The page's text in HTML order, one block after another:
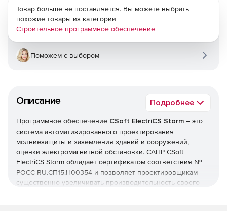
Описание Подробнее
Программное обеспечение CSoft ElectriCS Storm – это
система автоматизированного проектирования
молниезащиты и заземления зданий и сооружений,
оценки электромагнитной обстановки. САПР CSoft
ElectriCS Storm обладает сертификатом соответствия №
РОСС RU.СП15.H00354 и позволяет проектировщикам
существенно увеличивать производительность своего
Товар больше не поставляется. Вы можете выбрать
похожие товары из категории
Строительное программное обеспечение
Поможем с выбором